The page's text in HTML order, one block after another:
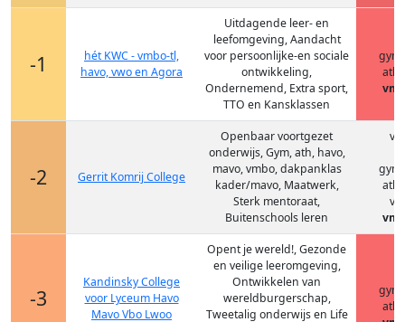
-1
hét KWC - vmbo-tl,
havo, vwo en Agora
Uitdagende leer- en
leefomgeving, Aandacht
voor persoonlijke-en sociale
ontwikkeling,
Ondernemend, Extra sport,
TTO en Kansklassen
-2 Gerrit Komrij College
Openbaar voortgezet
onderwijs, Gym, ath, havo,
mavo, vmbo, dakpanklas
kader/mavo, Maatwerk,
Sterk mentoraat,
Buitenschools leren
-3
Kandinsky College
voor Lyceum Havo
Mavo Vbo Lwoo
Opent je wereld!, Gezonde
en veilige leeromgeving,
Ontwikkelen van
wereldburgerschap,
Tweetalig onderwijs en Life